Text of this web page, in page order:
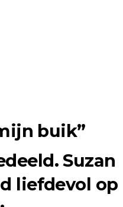
buik”
Suzan
liefdevol op